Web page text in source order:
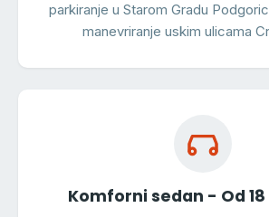
parkiranje u Starom Gradu
manevriranje uskim ulicama
Komforni sedan - Od 18